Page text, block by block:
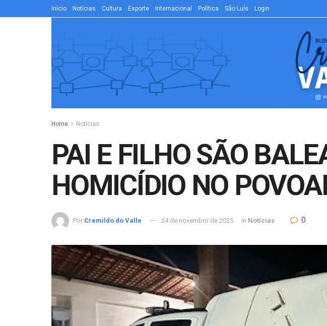
Início Notícias Cultura Esporte Internacional Política São Luís Login
Home Notícias
PAI E FILHO SÃO
HOMICÍDIO NO
Por Cremildo do Valle 24 de novembro de 2025 in Notícias 0